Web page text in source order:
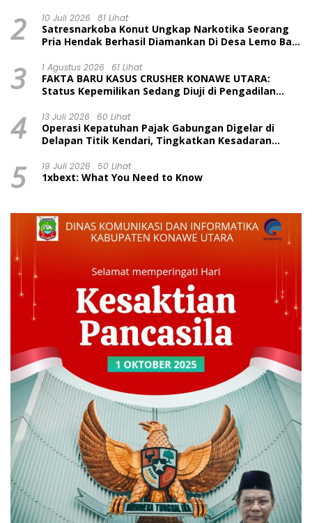
2 10 Juli 2026 81 Lihat
Satresnarkoba Konut Ungkap Narkotika Seorang
Pria Hendak Berhasil Diamankan Di Desa Lemo Bajo
3 1 Agustus 2026 61 Lihat
FAKTA BARU KASUS CRUSHER KONAWE UTARA:
Status Kepemilikan Sedang Diuji di Pengadilan
Dinilai Prematur
4 13 Juli 2026 60 Lihat
Operasi Kepatuhan Pajak Gabungan Digelar di
Delapan Titik Kendari, Tingkatkan Kesadaran
5 19 Juli 2026 50 Lihat
1xbext: What You Need to Know